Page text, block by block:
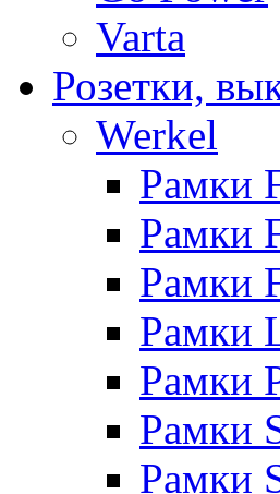
Varta
Розетки,
Werkel
Рамки
Рамки
Рамки
Рамки
Рамки
Рамки
Рамки